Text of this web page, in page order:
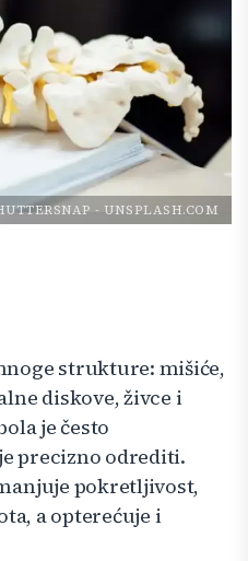
- UNSPLASH.COM
strukture: mišiće,
diskove, živce i
je često
precizno odrediti.
pokretljivost,
a opterećuje i